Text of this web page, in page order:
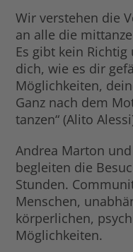
Wir verstehen die
an alle die
Es gibt kein
dich, wie es dir
Möglichkeiten,
Ganz nach dem
tanzen“ (Alito
Andrea Marton
begleiten die
Stunden.
Menschen,
körperlichen,
Möglichkeiten.